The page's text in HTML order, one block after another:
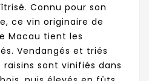
Connu pour son
ce vin originaire de
Macau tient les
Vendangés et triés
sont vinifiés dans